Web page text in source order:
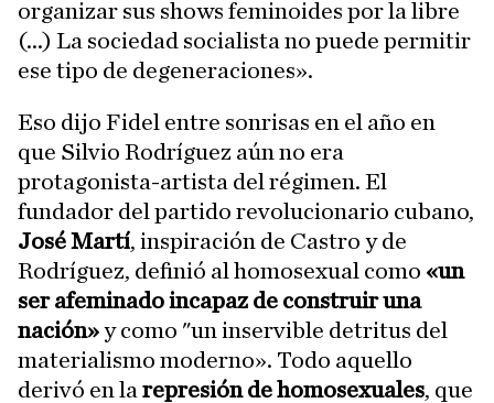
organizar sus shows feminoides por la libre
(...) La sociedad socialista no puede permitir
ese tipo de degeneraciones».
Eso dijo Fidel entre sonrisas en el año en
que Silvio Rodríguez aún no era
protagonista-artista del régimen. El
fundador del partido revolucionario cubano,
José Martí, inspiración de Castro y de
Rodríguez, definió al homosexual como «un
ser afeminado incapaz de construir una
nación»y como "un inservible detritus del
materialismo moderno». Todo aquello
derivó en la represión de homosexuales, que